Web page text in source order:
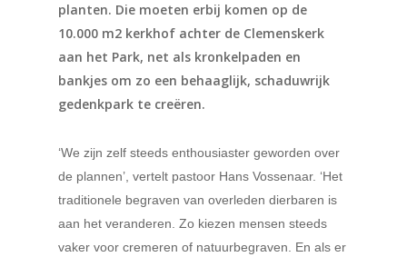
planten. Die moeten erbij komen op de
10.000 m2 kerkhof achter de Clemenskerk
aan het Park, net als kronkelpaden en
bankjes om zo een behaaglijk, schaduwrijk
gedenkpark te creëren.
‘We zijn zelf steeds enthousiaster geworden over
de plannen’, vertelt pastoor Hans Vossenaar. ‘Het
traditionele begraven van overleden dierbaren is
aan het veranderen. Zo kiezen mensen steeds
vaker voor cremeren of natuurbegraven. En als er